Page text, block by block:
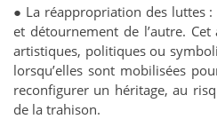
● La réappropriation des luttes
et détournement de l’autre.
artistiques, politiques ou
lorsqu’elles sont mobilisées
reconfigurer un héritage, au
de la trahison.